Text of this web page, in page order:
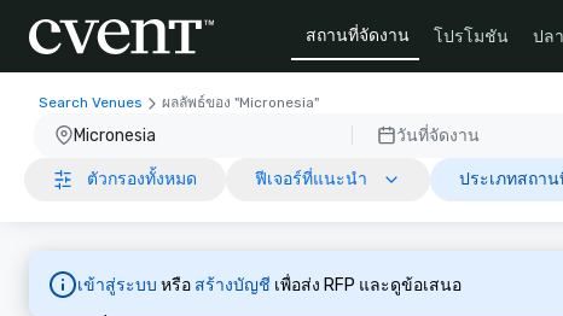
สถานที่จัดงาน โปรโมชัน ปล
Search Venues ผลลัพธ์ของ "Micronesia"
Micronesia วันที่จัดงาน
ตัวกรองทั้งหมด ฟีเจอร์ที่แนะนำ ประเภทสถา
เข้าสู่ระบบ หรือ สร้างบัญชี เพื่อส่ง RFP และดูข้อเสนอ